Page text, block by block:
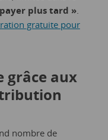
plus tard ».
gratuite pour
grâce aux
nombre de